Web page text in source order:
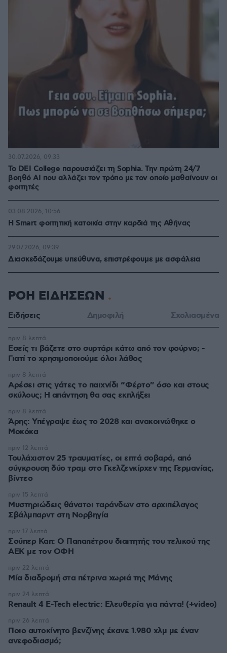
Το DEI College παρουσιάζει τη Sophia. Την πρώτη 24/7
βοηθό AI που αλλάζει τον τρόπο με τον οποίο μαθαίνουν οι
φοιτητές
30.07.2026, 09:33
Η Smart φοιτητική κατοικία στην καρδιά της Αθήνας
03.08.2026, 10:56
Διασκεδάζουμε υπεύθυνα, επιστρέφουμε με ασφάλεια
29.07.2026, 09:39
ΡΟΗ ΕΙΔΗΣΕΩΝ
Ειδήσεις Δημοφιλή Σχολιασμένα
Εσείς τι βάζετε στο συρτάρι κάτω από τον φούρνο; -
Γιατί το χρησιμοποιούμε όλοι λάθος
πριν 8 λεπτά
Αρέσει στις γάτες το παιχνίδι “Φέρτο” όσο και στους
σκύλους; Η απάντηση θα σας εκπλήξει
πριν 8 λεπτά
Άρης: Υπέγραψε έως το 2028 και ανακοινώθηκε ο
Μοκόκα
πριν 8 λεπτά
Τουλάχιστον 25 τραυματίες, οι επτά σοβαρά, από
σύγκρουση δύο τραμ στο Γκελζενκίρχεν της Γερμανίας,
βίντεο
πριν 12 λεπτά
Μυστηριώδεις θάνατοι ταράνδων στο αρχιπέλαγος
Σβάλμπαρντ στη Νορβηγία
πριν 15 λεπτά
Σούπερ Καπ: Ο Παπαπέτρου διαιτητής του τελικού της
ΑΕΚ με τον ΟΦΗ
πριν 17 λεπτά
Μία διαδρομή στα πέτρινα χωριά της Μάνης
πριν 22 λεπτά
Renault 4 E-Tech electric: Ελευθερία για πάντα! (+video)
πριν 24 λεπτά
Ποιο αυτοκίνητο βενζίνης έκανε 1.980 χλμ με έναν
ανεφοδιασμό;
πριν 26 λεπτά